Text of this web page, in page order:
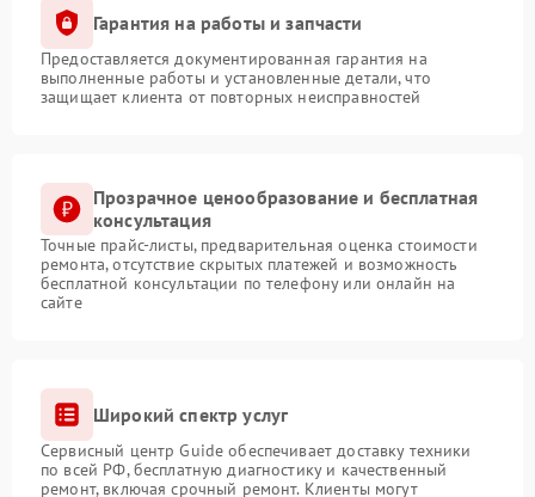
Гарантия на работы и запчасти
Предоставляется документированная гарантия на
выполненные работы и установленные детали, что
защищает клиента от повторных неисправностей
Прозрачное ценообразование и бесплатная
консультация
Точные прайс-листы, предварительная оценка стоимости
ремонта, отсутствие скрытых платежей и возможность
бесплатной консультации по телефону или онлайн на
сайте
Широкий спектр услуг
Сервисный центр Guide обеспечивает доставку техники
по всей РФ, бесплатную диагностику и качественный
ремонт, включая срочный ремонт. Клиенты могут